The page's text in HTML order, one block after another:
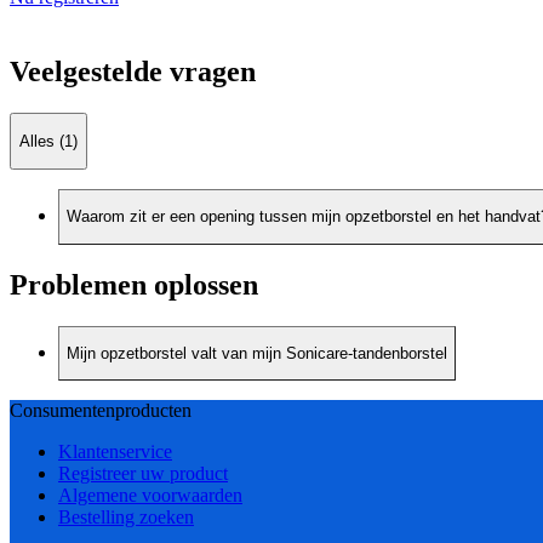
Veelgestelde vragen
Alles (1)
Waarom zit er een opening tussen mijn opzetborstel en het
Problemen oplossen
Mijn opzetborstel valt van mijn Sonicare-tandenborstel
Consumentenproducten
Klantenservice
Registreer uw product
Algemene voorwaarden
Bestelling zoeken